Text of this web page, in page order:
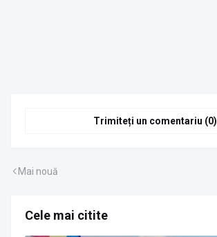
Trimiteți un comentariu (0)
Mai nouă
Cele mai citite